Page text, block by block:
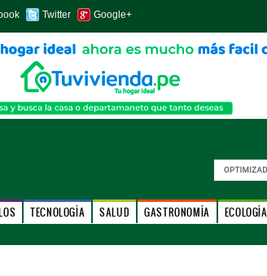
Twitter Google+
TECNOLOGÍA SALUD GASTRONOMÍA ECOLOGÍA